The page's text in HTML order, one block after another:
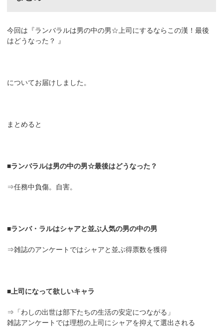
今回は『ランバラルは男の中の男☆上司にするならこの漢！最後
はどうなった？ 』
についてお届けしました。
まとめると
■ランバラルは男の中の男☆最後はどうなった？
⇒任務中負傷。自害。
■ランバ・ラルはシャアと並ぶ人気の男の中の男
⇒雑誌のアンケートではシャアと並ぶ得票数を獲得
■上司になって欲しいキャラ
⇒「わしの出世は部下たちの生活の安定につながる」
雑誌アンケートでは理想の上司にシャアを抑えて選出される